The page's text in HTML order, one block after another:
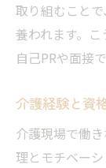
取り組むこと
養われます。
自己PRや面接
介護経験と資
介護現場で働
理とモチベー